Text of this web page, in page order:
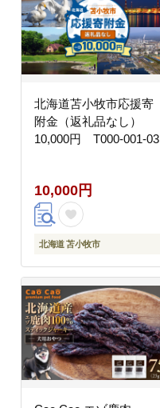
北海道苫小牧市応援寄
附金（返礼品なし）
10,000円 T000-001-03
10,000円
北海道 苫小牧市